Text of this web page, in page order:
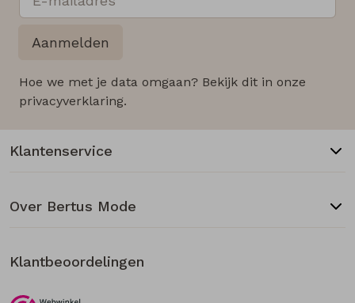
Aanmelden
Hoe we met je data omgaan? Bekijk dit in onze
privacyverklaring.
Klantenservice
Over Bertus Mode
Klantbeoordelingen